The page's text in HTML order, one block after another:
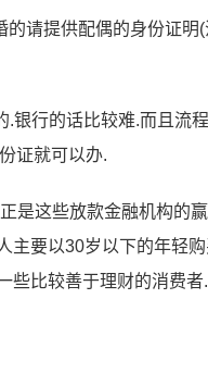
请提供配偶的身份证明(
银行的话比较难.而且流
证就可以办.
是这些放款金融机构的
主要以30岁以下的年轻
些比较善于理财的消费者